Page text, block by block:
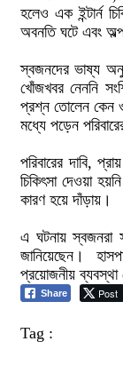
হলেও এক ইন্টার্ন
অবনতি ঘটে এবং
স্বজনদের ভাষ্য
খোঁজখবর নেননি
প্রশ্ন তোলেন কেন
মধ্যে পড়েন
পরিবারের দাবি,
চিকিৎসা দেওয়া
কারণ হয়ে দাঁড়ায়।
এ ঘটনায় স্বজনরা
জানিয়েছেন।
প্রয়োজনীয় ব্যবস্থা
Share Post
Tag :